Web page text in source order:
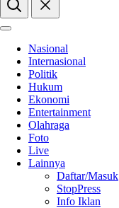
Nasional
Internasional
Politik
Hukum
Ekonomi
Entertainment
Olahraga
Foto
Live
Lainnya
Daftar/Masuk
StopPress
Info Iklan